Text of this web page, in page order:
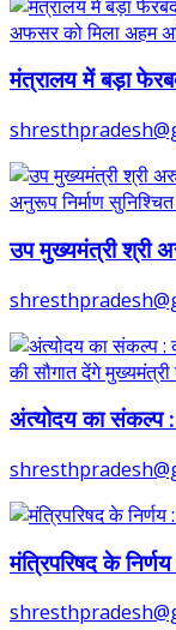
मंत्रालय में बड़ा
उप मुख्यमंत्री श्री
अंत्योदय का संकल्प :
मंत्रिपरिषद के